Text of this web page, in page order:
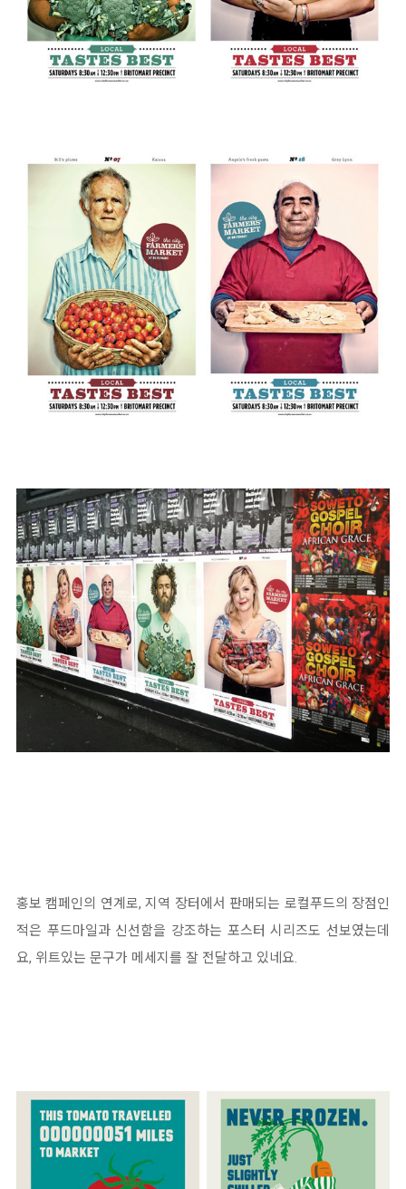
홍보 캠페인의 연계로, 지역 장터에서 판매되는 로컬푸드의 장점인
적은 푸드마일과 신선함을 강조하는 포스터 시리즈도 선보였는데
요, 위트있는 문구가 메세지를 잘 전달하고 있네요.